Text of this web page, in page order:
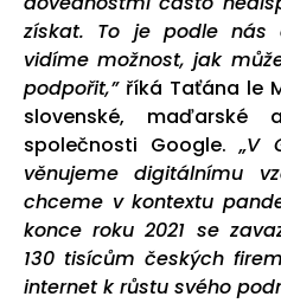
získat. To je podle nás
vidíme možnost, jak
podpořit,”říká Taťána le
slovenské, maďarské
společnosti Google.„V
věnujeme digitálnímu
chceme v kontextu
konce roku 2021 se
130 tisícům českých
internet k růstu svého